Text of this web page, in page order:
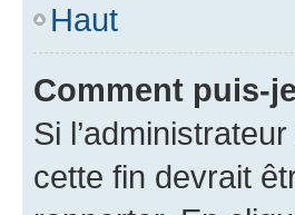
Haut
Comment puis-
Si
cette fin devrait